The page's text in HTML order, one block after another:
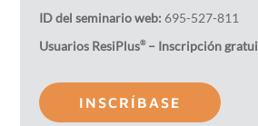
ID del seminario web: 695-527-811
Usuarios ResiPlus®– Inscripción
INSCRÍBASE